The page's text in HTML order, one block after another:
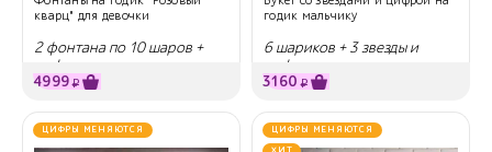
кварц" для девочки
2 фонтана по 10 шаров +
цифра
4999₽
годик мальчику
6 шариков + 3 звезды и
цифра
3160 ₽
ЦИФРЫ МЕНЯЮТСЯ ЦИФРЫ МЕНЯЮТСЯ